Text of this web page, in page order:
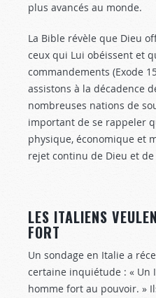
plus avancés au monde.
La Bible révèle que Dieu
ceux qui Lui obéissent et
commandements (Exode
assistons à la décadence
nombreuses nations de
important de se rappeler
physique, économique et
rejet continu de Dieu et de
LES ITALIENS
FORT
Un sondage en Italie a
certaine inquiétude : « Un
homme fort au pouvoir. »